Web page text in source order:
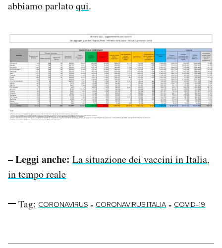
abbiamo parlatoqui.
– Leggi anche: La situazione dei vaccini in Italia,
in tempo reale
Tag: CORONAVIRUS - CORONAVIRUS ITALIA - COVID-19